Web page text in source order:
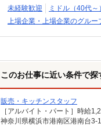
未経験歓迎
ミドル（40代～
上場企業・上場企業のグルー
このお仕事に近い条件で探
販売・キッチンスタッフ
［アルバイト・パート］時給
神奈川県横浜市港南区港南台